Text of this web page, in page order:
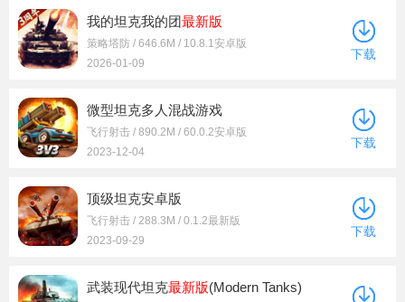
我的坦克我的团最新版
策略塔防 / 646.6M / 10.8.1安卓版
2026-01-09
下载
微型坦克多人混战游戏
飞行射击 / 890.2M / 60.0.2安卓版
2023-12-04
下载
顶级坦克安卓版
飞行射击 / 288.3M / 0.1.2最新版
2023-09-29
下载
武装现代坦克最新版(Modern Tanks)